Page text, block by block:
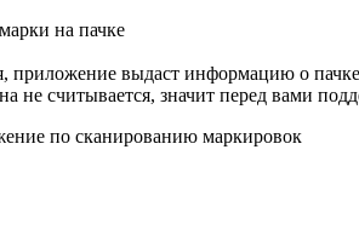
на пачке
приложение выдаст информацию о
не считывается, значит перед вами
по сканированию маркировок